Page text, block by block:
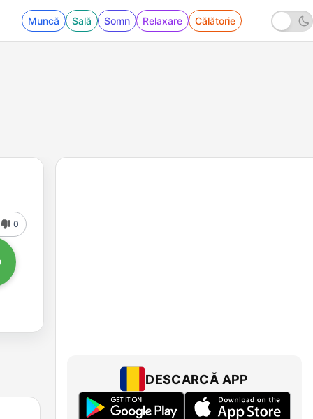
Muncă Sală Somn Relaxare Călătorie
0
DESCARCĂ APP